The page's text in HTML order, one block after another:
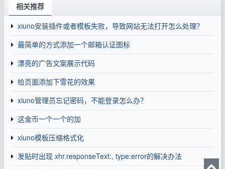
相关推荐
xiuno安装插件或者模板失败，导致网站无法打开怎么处理？
最简单的方式添加一个邮箱认证图标
漂亮的广告文案展示代码
给页面添加下雪花的效果
xiuno管理员忘记密码，不能登录怎么办？
这金币一个一个的加
xiuno模板压缩格式化
发贴时出现 xhr.responseText:, type:error的解决办法